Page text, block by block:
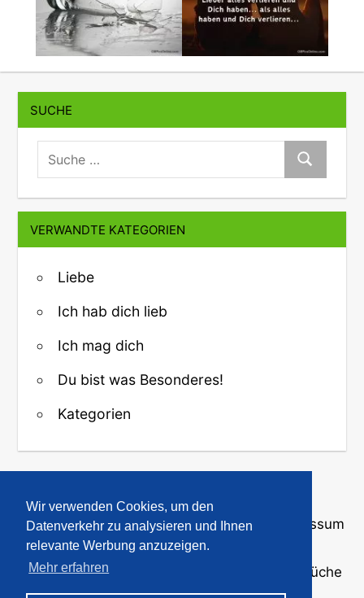
Wir verwenden Cookies, um den
Datenverkehr zu analysieren und Ihnen
relevante Werbung anzuzeigen.
Mehr erfahren
SUCHE
suche:
Suche
VERWANDTE KATEGORIEN
Liebe
Ich hab dich lieb
Ich mag dich
Du bist was Besonderes!
Kategorien
↑ Zurück zum Anfang
Über uns·Kontakt·Datenschutz Impressum
© 2008-2026
· Bilder und Sprüche